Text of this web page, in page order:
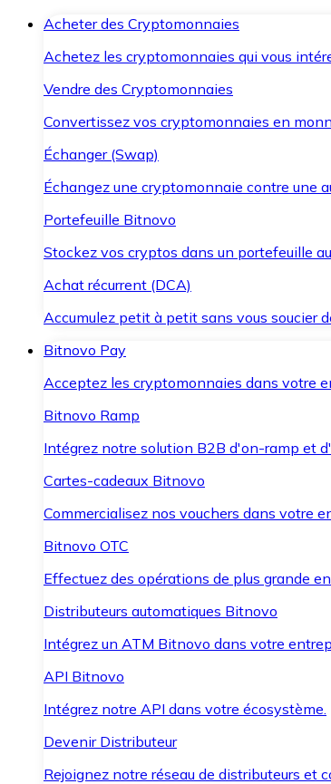
Acheter des Cryptomonnaies
Achetez les cryptomonnaies qui vous
Vendre des Cryptomonnaies
Convertissez vos cryptomonnaies en
Échanger (Swap)
Échangez une cryptomonnaie contre une
Portefeuille Bitnovo
Stockez vos cryptos dans un portefeuille
Achat récurrent (DCA)
Accumulez petit à petit sans vous soucier
Bitnovo Pay
Acceptez les cryptomonnaies dans votre
Bitnovo Ramp
Intégrez notre solution B2B d'on-ramp et
Cartes-cadeaux Bitnovo
Commercialisez nos vouchers dans votre
Bitnovo OTC
Effectuez des opérations de plus grande
Distributeurs automatiques Bitnovo
Intégrez un ATM Bitnovo dans votre
API Bitnovo
Intégrez notre API dans votre écosystème.
Devenir Distributeur
Rejoignez notre réseau de distributeurs et